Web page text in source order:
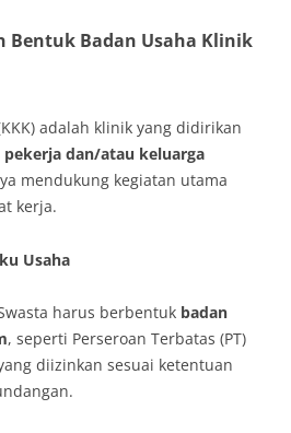
Bentuk Badan Usaha Klinik
adalah klinik yang didirikan
pekerja dan/atau keluarga
mendukung kegiatan utama
kerja.
Usaha
harus berbentuk badan
, seperti Perseroan Terbatas (PT)
diizinkan sesuai ketentuan